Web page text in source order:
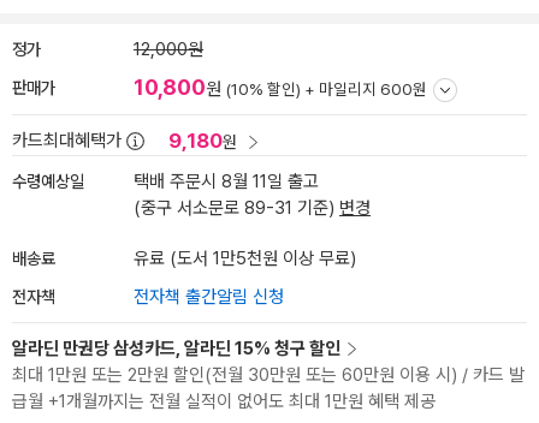
정가 12,000원
판매가 10,800원 (10% 할인) + 마일리지 600원
카드최대혜택가 9,180원
수령예상일
택배 주문시 8월 11일 출고
(중구 서소문로 89-31 기준) 변경
배송료 유료 (도서 1만5천원 이상 무료)
전자책 전자책 출간알림 신청
알라딘 만권당 삼성카드, 알라딘 15% 청구 할인
최대 1만원 또는 2만원 할인(전월 30만원 또는 60만원 이용 시) / 카드 발
급월 +1개월까지는 전월 실적이 없어도 최대 1만원 혜택 제공